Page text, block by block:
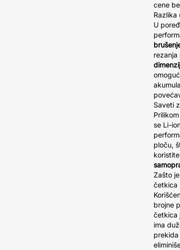
cene
Razlika
U
Saveti
se Li-
ploču,
Zašto
četkica
brojne
četkica
ima